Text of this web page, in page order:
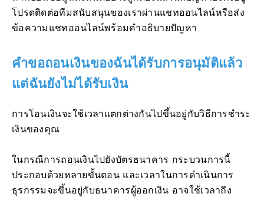
โปรดติดต่อทีมสนับสนุนของเราผ่านแชทออนไลน์หรือส่ง
ข้อความแชทออนไลน์พร้อมคำอธิบายปัญหา
คำขอถอนเงินของฉันได้รับการอนุมัติแล้ว
แต่ฉันยังไม่ได้รับเงิน
การโอนเงินจะใช้เวลาแตกต่างกันไปขึ้นอยู่กับวิธีการชำระ
เงินของคุณ
ในกรณีการถอนเงินไปยังบัตรธนาคาร กระบวนการนี้
ประกอบด้วยหลายขั้นตอน และเวลาในการดำเนินการ
ธุรกรรมจะขึ้นอยู่กับธนาคารผู้ออกเงิน อาจใช้เวลาถึง